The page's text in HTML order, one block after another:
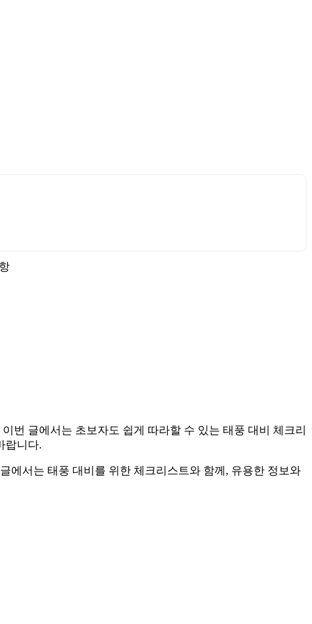
번 글에서는 초보자도 쉽게 따라할 수 있는 태풍 대비 체크리
랍니다.
에서는 태풍 대비를 위한 체크리스트와 함께, 유용한 정보와